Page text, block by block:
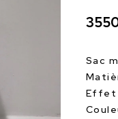
Sac
Effet